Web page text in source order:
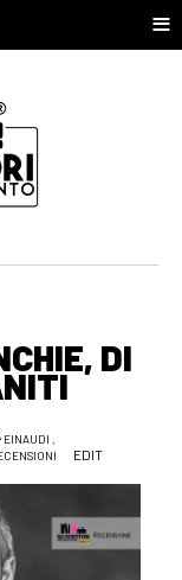
≡
DI
EINAUDI ,
EDIT